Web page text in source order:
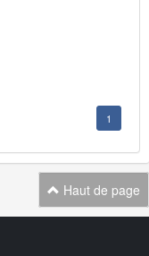
1
Haut de page